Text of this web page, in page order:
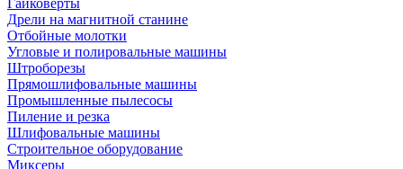
Гайковерты
Дрели на магнитной станине
Отбойные молотки
Угловые и полировальные машины
Штроборезы
Прямошлифовальные машины
Промышленные пылесосы
Пиление и резка
Шлифовальные машины
Строительное оборудование
Миксеры